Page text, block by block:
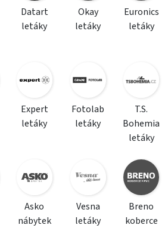
Datart
letáky
Okay
letáky
Euronics
letáky
Expert
letáky
Fotolab
letáky
T.S.
Bohemia
letáky
Asko
nábytek
Vesna
letáky
Breno
koberce